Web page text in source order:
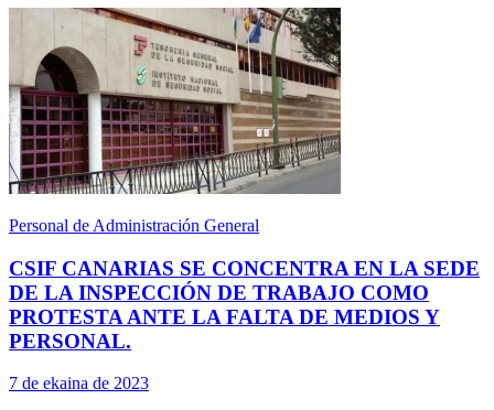
Personal de Administración General
CSIF CANARIAS SE CONCENTRA EN LA SEDE
DE LA INSPECCIÓN DE TRABAJO COMO
PROTESTA ANTE LA FALTA DE MEDIOS Y
PERSONAL.
7 de ekaina de 2023